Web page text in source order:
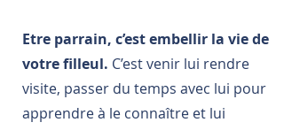
Etre parrain, c’est embellir la vie de
votre filleul. C’est venir lui rendre
visite, passer du temps avec lui pour
apprendre à le connaître et lui